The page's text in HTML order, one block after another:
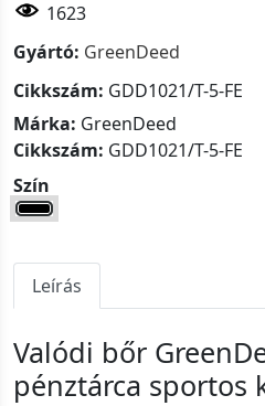
1623
Gyártó: GreenDeed
Cikkszám: GDD1021/T-5-FE
Márka: GreenDeed
Cikkszám: GDD1021/T-5-FE
Szín
Leírás
Valódi bőr
pénztárca sportos